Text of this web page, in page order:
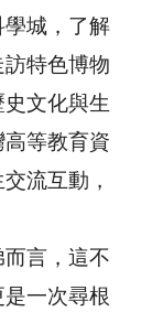
城，了解
特色博物
文化與生
等教育資
流互動，
言，這不
一次尋根